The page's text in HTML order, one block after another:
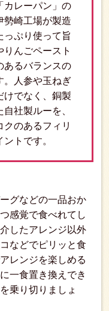
カレーパン」の
勢崎工場が製造
っぷり使って旨
んごペースト
あるバランスの
。人参や玉ねぎ
けでなく、銅製
社製ルーを、
のあるフィリ
トです。
グなどの一品おか
感覚で食べれてし
したアレンジ以外
などでピリッと食
レンジを楽しめる
一食置き換えでき
乗り切りましょ